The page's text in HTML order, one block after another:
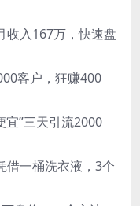
收入167万，快速盘
客户，狂赚400
”三天引流2000
借一桶洗衣液，3个